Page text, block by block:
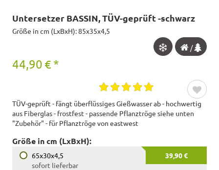
Untersetzer BASSIN, TÜV-geprüft -schwarz
Größe in cm (LxBxH): 85x35x4,5
/
44,90 € *
TÜV-geprüft - fängt überflüssiges Gießwasser ab - hochwertig
aus Fiberglas - frostfest - passende Pflanztröge siehe unten
"Zubehör" - für Pflanztröge von eastwest
Größe in cm (LxBxH):
65x30x4,5
39,90 €
sofort lieferbar